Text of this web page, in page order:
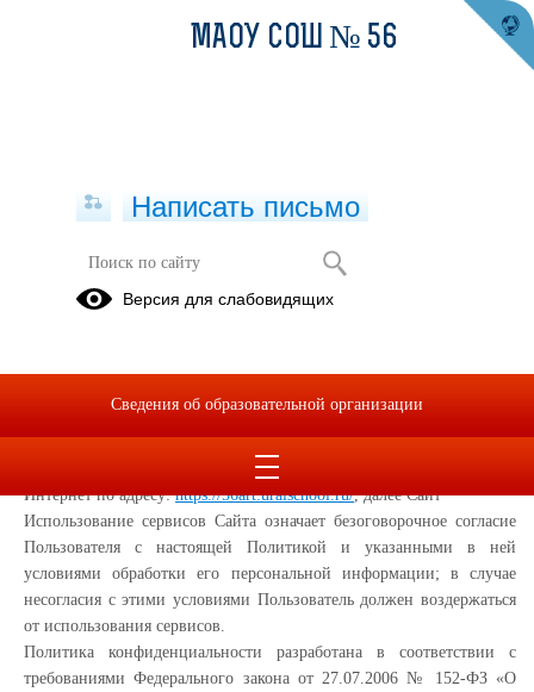
Политика конфиденциальности
городского округа «Средняя общеобразовательная школа № 56 с
углубленным изучением отдельных предметов», (далее –
Администрация Сайта) применяется при использовании в сети
Интернет по адресу:https://56art.uralschool.ru/, далее Сайт
Использование сервисов Сайта означает безоговорочное согласие
Пользователя с настоящей Политикой и указанными в ней
условиями обработки его персональной информации; в случае
несогласия с этими условиями Пользователь должен воздержаться
от использования сервисов.
Политика конфиденциальности разработана в соответствии с
требованиями Федерального закона от 27.07.2006 № 152-ФЗ «О
МАОУ СОШ № 56
Написать письмо
Версия для слабовидящих
Сведения об образовательной организации